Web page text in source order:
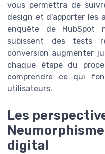
vous permettra de
design et d'apporter les
enquête de HubSpot
subissent des tests
conversion augmenter
chaque étape du
comprendre ce qui
utilisateurs.
Les
digital